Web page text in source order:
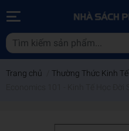
Trang chủ Thường Thức Kinh Tế